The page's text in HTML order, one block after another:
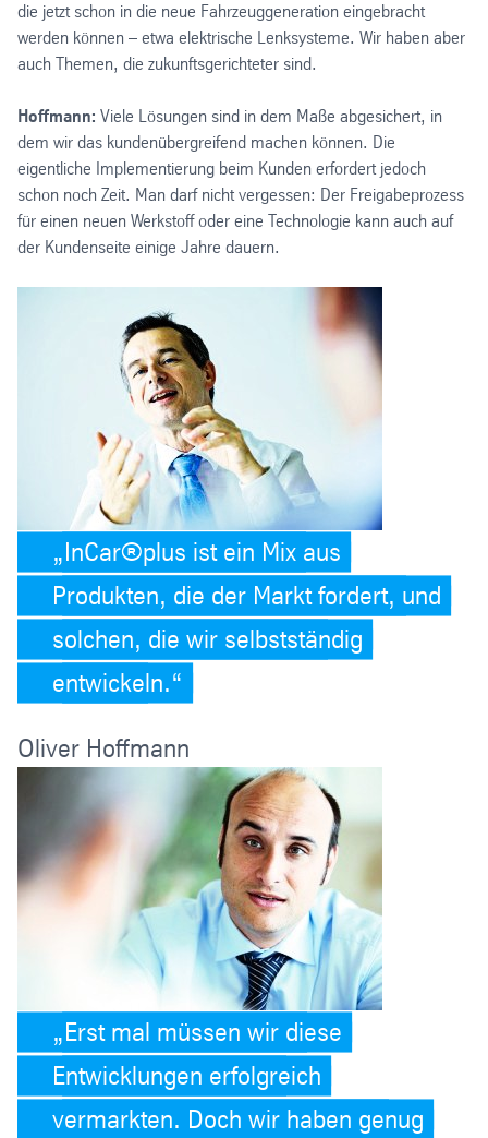
die jetzt schon in die neue Fahrzeuggeneration eingebracht
werden können – etwa elektrische Lenksysteme. Wir haben aber
auch Themen, die zukunftsgerichteter sind.
Hoffmann: Viele Lösungen sind in dem Maße abgesichert, in
dem wir das kundenübergreifend machen können. Die
eigentliche Implementierung beim Kunden erfordert jedoch
schon noch Zeit. Man darf nicht vergessen: Der Freigabeprozess
für einen neuen Werkstoff oder eine Technologie kann auch auf
der Kundenseite einige Jahre dauern.
InCar®plus ist ein Mix aus
Produkten, die der Markt fordert, und
solchen, die wir selbstständig
entwickeln.
Oliver Hoffmann
Erst mal müssen wir diese
Entwicklungen erfolgreich
vermarkten. Doch wir haben genug